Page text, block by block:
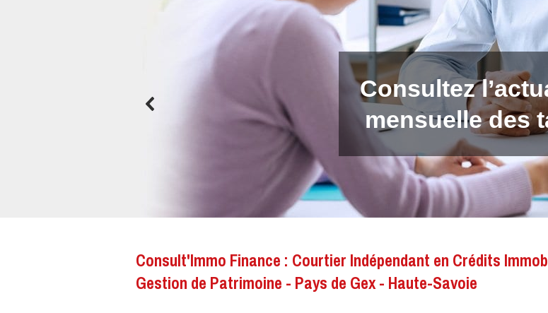
Consultez
mensuelle des
Consult'Immo Finance : Courtier Indépendant en Crédits
Gestion de Patrimoine - Pays de Gex - Haute-Savoie